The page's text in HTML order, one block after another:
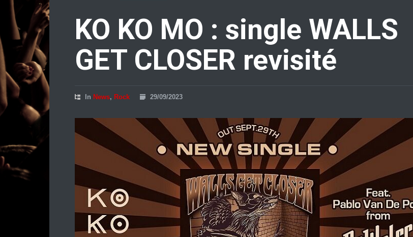
KO KO MO : single WALLS
GET CLOSER revisité
In News, Rock 29/09/2023